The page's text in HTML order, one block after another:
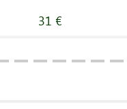
31 €